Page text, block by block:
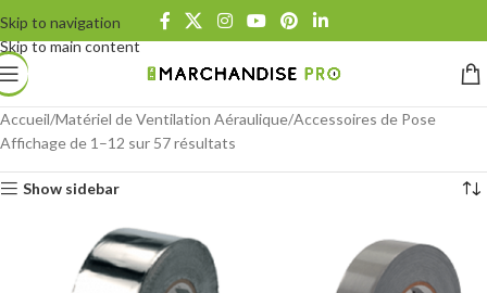
Skip to navigation
Skip to main content
Accueil Matériel de Ventilation Aéraulique Accessoires de Pose
Affichage de 1–12 sur 57 résultats
Show sidebar